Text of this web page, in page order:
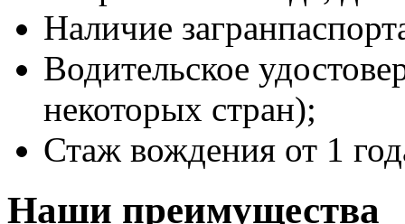
Наличие
Водительское
некоторых стран);
Стаж вождения от 1
Наши преимущества